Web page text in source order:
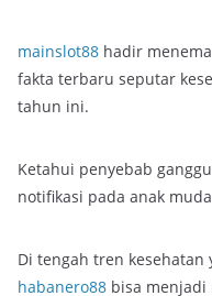
mainslot88 hadir
fakta terbaru seputar
tahun ini.
Ketahui penyebab
notifikasi pada anak
Di tengah tren
habanero88 bisa